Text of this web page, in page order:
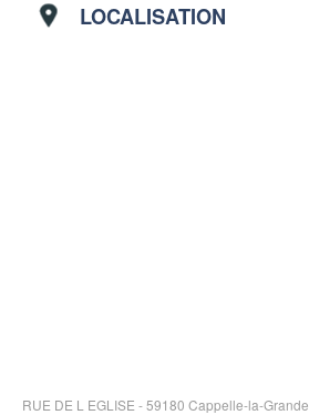
LOCALISATION
RUE DE L EGLISE - 59180 Cappelle-la-Grande